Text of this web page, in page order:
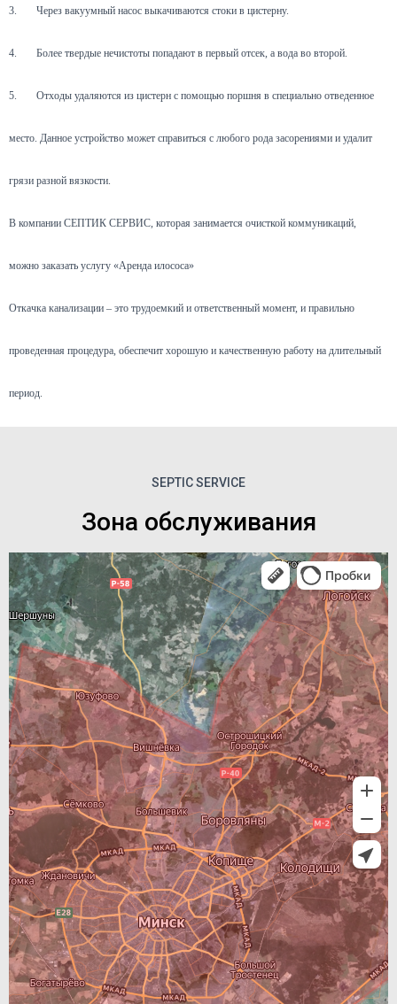
3. Через вакуумный насос выкачиваются стоки в цистерну.
4. Более твердые нечистоты попадают в первый отсек, а вода во второй.
5. Отходы удаляются из цистерн с помощью поршня в специально отведенное
место. Данное устройство может справиться с любого рода засорениями и удалит
грязи разной вязкости.
В компании СЕПТИК СЕРВИС, которая занимается очисткой коммуникаций,
можно заказать услугу «Аренда илососа»
Откачка канализации – это трудоемкий и ответственный момент, и правильно
проведенная процедура, обеспечит хорошую и качественную работу на длительный
период.
SEPTIC SERVICE
Зона обслуживания